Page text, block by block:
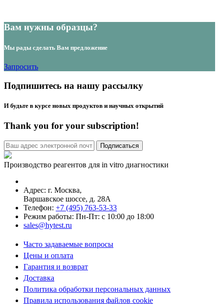
Вам нужны образцы?
Мы рады сделать Вам предложение
Запросить
Подпишитесь на нашу рассылку
И будьте в курсе новых продуктов и научных открытий
Thank you for your subscription!
Производство реагентов для in vitro диагностики
Адрес: г. Москва,
Варшавское шоссе, д. 28А
Телефон: +7 (495) 763-53-33
Режим работы: Пн-Пт: с 10:00 до 18:00
sales@hytest.ru
Часто задаваемые вопросы
Цены и оплата
Гарантия и возврат
Доставка
Политика обработки персональных данных
Правила использования файлов cookie